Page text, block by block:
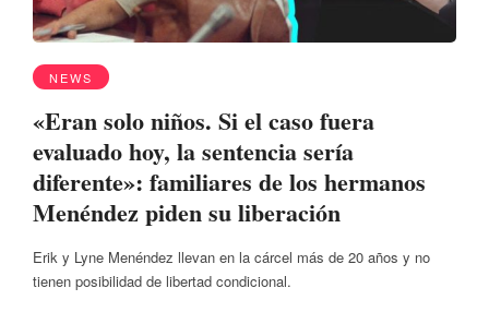
NEWS
«Eran solo niños. Si el caso fuera
evaluado hoy, la sentencia sería
diferente»: familiares de los hermanos
Menéndez piden su liberación
Erik y Lyne Menéndez llevan en la cárcel más de 20 años y no
tienen posibilidad de libertad condicional.